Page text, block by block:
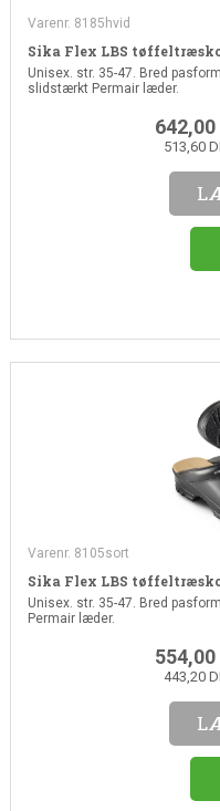
Varenr. 8185hvid
Sika Flex LBS
Unisex. str. 35-47. Bred
slidstærkt Permair læder.
642,00
513,60
Varenr. 8105sort
Sika Flex LBS tøffeltræsko
Unisex. str. 35-47. Bred
Permair læder.
554,00
443,20